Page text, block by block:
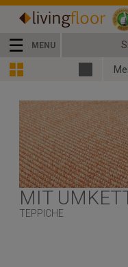
☰ MENU
MIT
TEPPICHE